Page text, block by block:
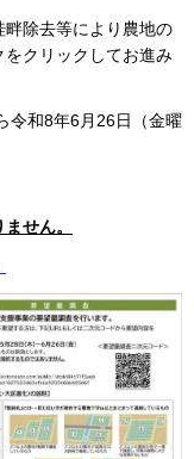
畔除去等により農地の
クリックしてお進み
令和8年6月26日（金曜
せん。